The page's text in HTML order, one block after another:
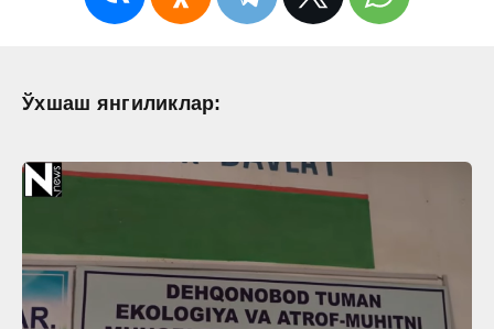
Ўхшаш янгиликлар: